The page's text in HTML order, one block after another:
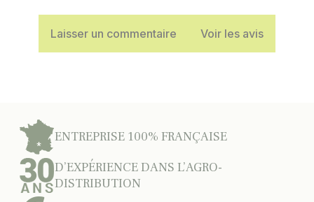
Laisser un commentaire Voir les avis
ENTREPRISE 100% FRANÇAISE
D’EXPÉRIENCE DANS L’AGRO-
DISTRIBUTION